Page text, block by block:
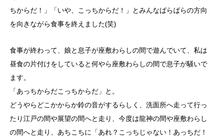
ちからだ！」「いや、こっちからだ！」とみんなばらばらの方向
を向きながら食事を終えました(笑)
食事が終わって、娘と息子が座敷わらしの間で遊んでいて、私は
昼食の片付けをしていると何やら座敷わらしの間で息子が騒いで
ます。
「あっちからだこっちからだ」と。
どうやらどこかからか鈴の音がするらしく、洗面所へ走って行っ
たり江戸の間や展望の間へと走り、今度は龍神の間や座敷わらし
の間へと走り、あちこちに「あれ？こっちじゃない！あっちだ！